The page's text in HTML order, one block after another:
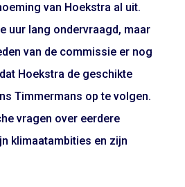
van Hoekstra al uit.
uur lang ondervraagd, maar
van de commissie er nog
Hoekstra de geschikte
Timmermans op te volgen.
vragen over eerdere
klimaatambities en zijn